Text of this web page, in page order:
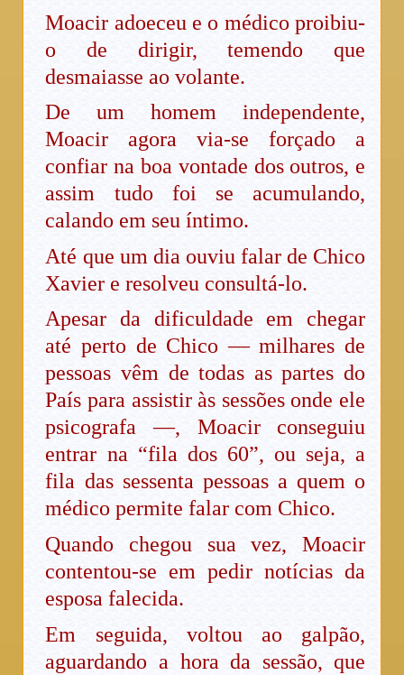
Moacir adoeceu e o médico proibiu-
o de dirigir, temendo que
desmaiasse ao volante.
De um homem independente,
Moacir agora via-se forçado a
confiar na boa vontade dos outros, e
assim tudo foi se acumulando,
calando em seu íntimo.
Até que um dia ouviu falar de Chico
Xavier e resolveu consultá-lo.
Apesar da dificuldade em chegar
até perto de Chico — milhares de
pessoas vêm de todas as partes do
País para assistir às sessões onde ele
psicografa —, Moacir conseguiu
entrar na “fila dos 60”, ou seja, a
fila das sessenta pessoas a quem o
médico permite falar com Chico.
Quando chegou sua vez, Moacir
contentou-se em pedir notícias da
esposa falecida.
Em seguida, voltou ao galpão,
aguardando a hora da sessão, que